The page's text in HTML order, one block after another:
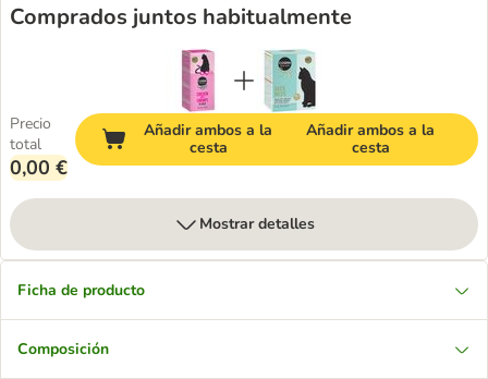
Comprados juntos habitualmente
Precio
total
0,00 €
Añadir ambos a la
cesta
Añadir ambos a la
cesta
Mostrar detalles
Ficha de producto
Composición